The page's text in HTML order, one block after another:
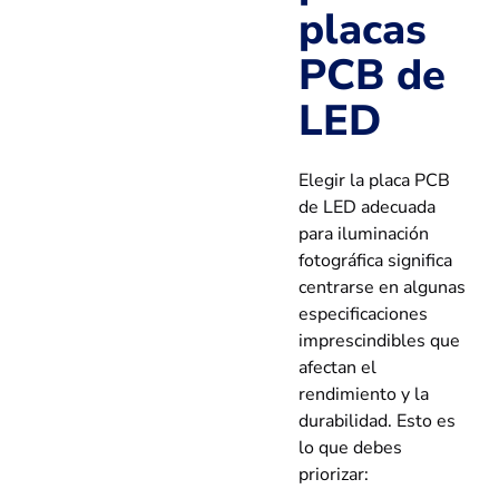
placas
PCB de
LED
Elegir la placa PCB
de LED adecuada
para iluminación
fotográfica significa
centrarse en algunas
especificaciones
imprescindibles que
afectan el
rendimiento y la
durabilidad. Esto es
lo que debes
priorizar: